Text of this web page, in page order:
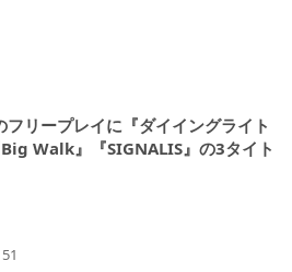
リープレイに『ダイイングライト
Walk』『SIGNALIS』の3タイト
51